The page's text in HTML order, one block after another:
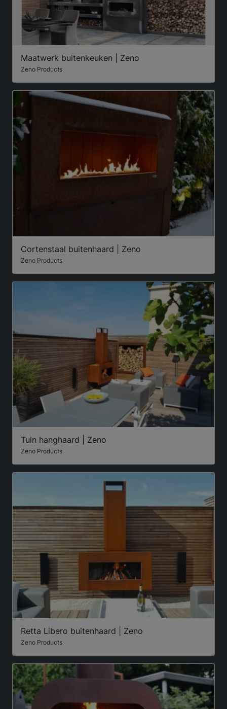
Maatwerk buitenkeuken | Zeno
Zeno Products
Cortenstaal buitenhaard | Zeno
Zeno Products
Tuin hanghaard | Zeno
Zeno Products
Retta Libero buitenhaard | Zeno
Zeno Products